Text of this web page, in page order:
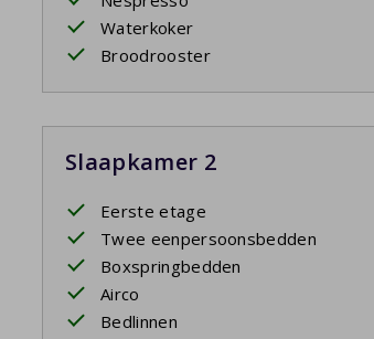
Waterkoker
Broodrooster
Slaapkamer 2
Eerste etage
Twee eenpersoonsbedden
Boxspringbedden
Airco
Bedlinnen